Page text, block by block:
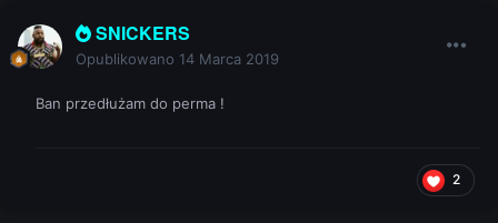
SNICKERS
Opublikowano 14 Marca 2019
Ban przedłużam do perma !
2